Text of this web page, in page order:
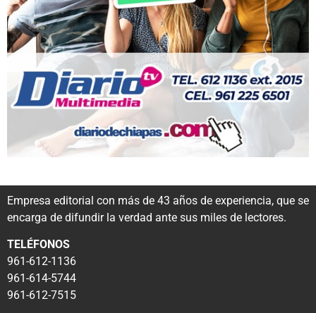
Empresa editorial con más de 43 años de experiencia, que se
encarga de difundir la verdad ante sus miles de lectores.
TELÉFONOS
961-612-1136
961-614-5744
961-612-7515